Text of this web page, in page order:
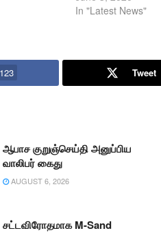
In "Latest News"
123 Tweet
ஆபாச குறுஞ்செய்தி அனுப்பிய
வாலிபர் கைது
AUGUST 6, 2026
சட்டவிரோதமாக M-Sand